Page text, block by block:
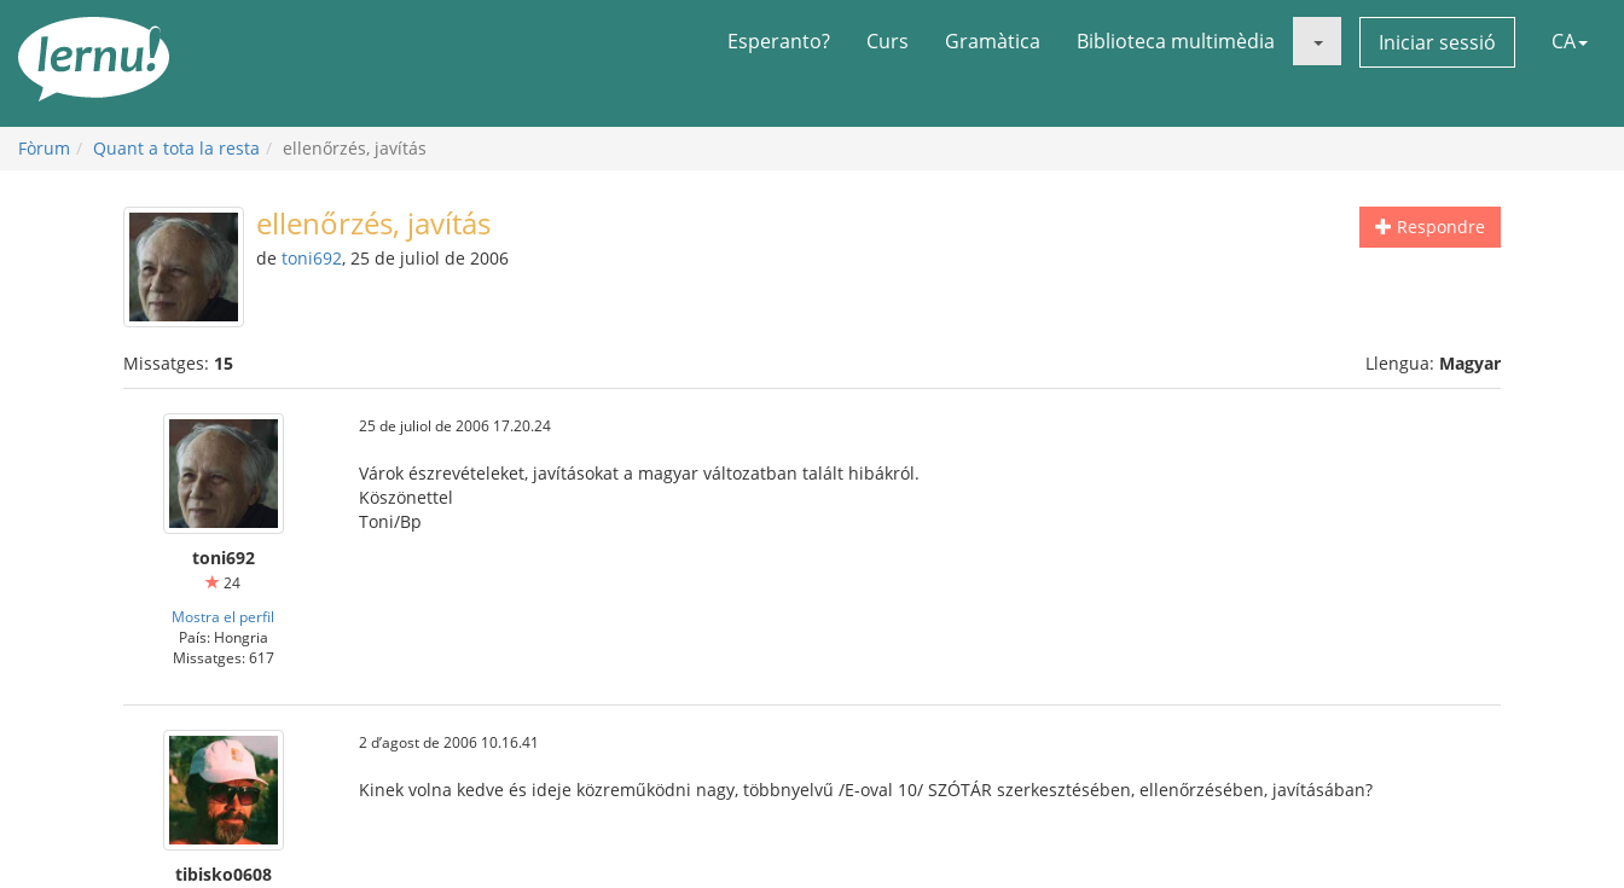
contingut
Esperanto? Curs Gramàtica Biblioteca multimèdia Iniciar sessió CA
Fòrum Quant a tota la resta ellenőrzés, javítás
Respondre
ellenőrzés, javítás
de toni692, 25 de juliol de 2006
Missatges: 15 Llengua: Magyar
toni692
24
Mostra el perfil
País: Hongria
Missatges: 617
25 de juliol de 2006 17.20.24
Várok észrevételeket, javításokat a magyar változatban talált hibákról.
Köszönettel
Toni/Bp
tibisko0608
2 d’agost de 2006 10.16.41
Kinek volna kedve és ideje közreműködni nagy, többnyelvű /E-oval 10/ SZÓTÁR szerkesztésében, ellenőrzésében, javításában?